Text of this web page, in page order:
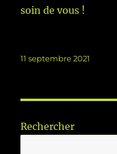
soin de vous !
Publié
11 septembre 2021
Rechercher